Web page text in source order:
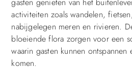
gasten genieten van het
activiteiten zoals wandelen,
nabijgelegen meren en rivieren.
bloeiende flora zorgen voor een
waarin gasten kunnen ontspannen
komen.